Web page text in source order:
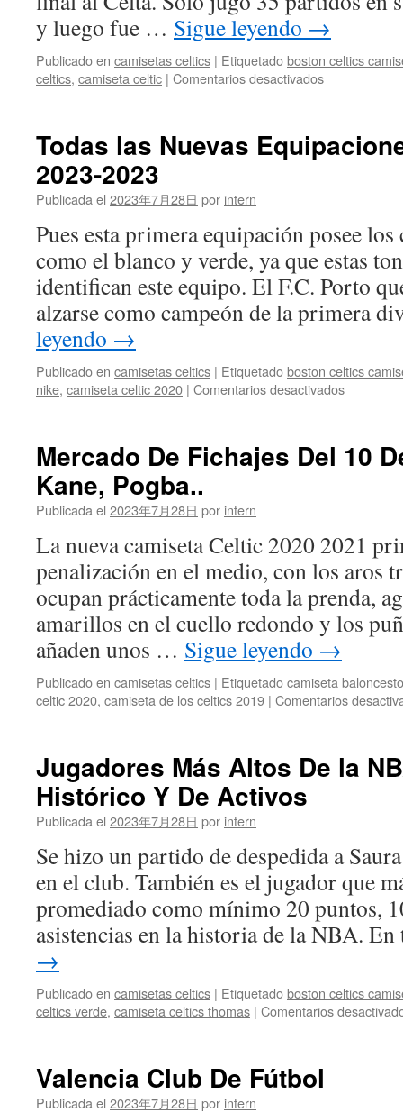
y luego fue … Sigue leyendo →
Publicado en camisetas celtics | Etiquetadoboston celtics
celtics, camiseta celtic | Comentarios desactivadosen
Fútbol
Todas las Nuevas
2023-2023
Publicada el 2023年7月28日 por intern
Pues esta primera equipación posee
como el blanco y verde, ya que estas
identifican este equipo. El F.C. Porto
alzarse como campeón de la primera
leyendo →
Publicado en camisetas celtics | Etiquetadoboston celtics
nike, camiseta celtic 2020 | Comentarios desactivadosen
Mercado De Fichajes Del 10
Kane, Pogba..
Publicada el 2023年7月28日 por intern
La nueva camiseta Celtic 2020 2021
penalización en el medio, con los aros
ocupan prácticamente toda la prenda,
amarillos en el cuello redondo y los
añaden unos … Sigue leyendo →
Publicado en camisetas celtics | Etiquetadocamiseta
celtic 2020, camiseta de los celtics 2019 | Comentarios
Jugadores Más Altos De la
Histórico Y De Activos
Publicada el 2023年7月28日 por intern
Se hizo un partido de despedida a
en el club. También es el jugador que
promediado como mínimo 20 puntos,
asistencias en la historia de la NBA.
→
Publicado en camisetas celtics | Etiquetadoboston celtics
celtics verde, camiseta celtics thomas | Comentarios
Valencia Club De Fútbol
Publicada el 2023年7月28日 por intern